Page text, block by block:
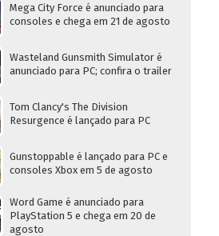
Mega City Force é anunciado para
consoles e chega em 21 de agosto
Wasteland Gunsmith Simulator é
anunciado para PC; confira o trailer
Tom Clancy's The Division
Resurgence é lançado para PC
Gunstoppable é lançado para PC e
consoles Xbox em 5 de agosto
Word Game é anunciado para
PlayStation 5 e chega em 20 de
agosto